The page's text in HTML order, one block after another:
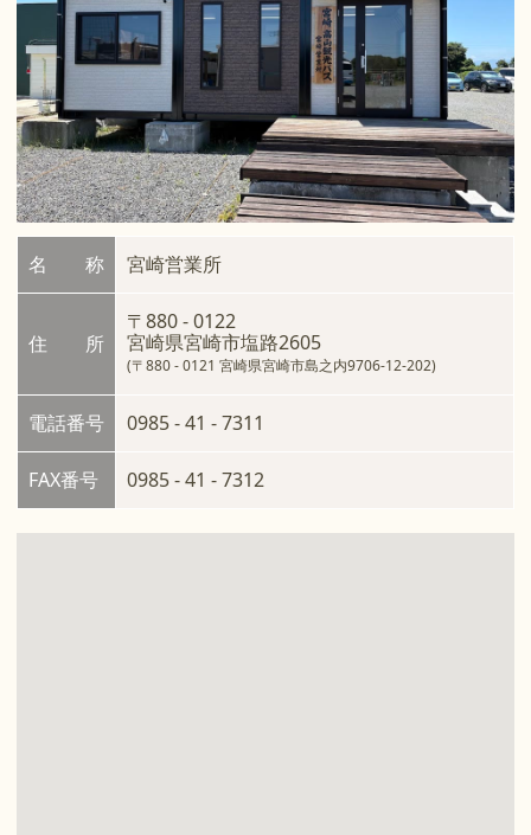
名 称 宮崎営業所
住 所
〒880 - 0122
宮崎県宮崎市塩路2605
(〒880 - 0121 宮崎県宮崎市島之内9706-12-202)
電話番号 0985 - 41 - 7311
FAX番号 0985 - 41 - 7312